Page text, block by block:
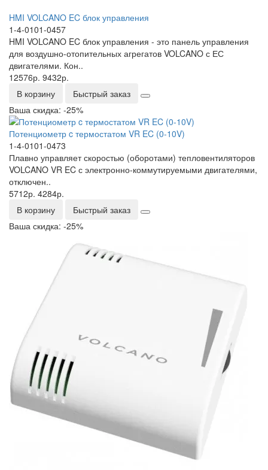
HMI VOLCANO EC блок управления
1-4-0101-0457
HMI VOLCANO EC блок управления - это панель управления
для воздушно-отопительных агрегатов VOLCANO с ЕС
двигателями. Кон..
12576р. 9432р.
В корзину
Быстрый заказ
Ваша скидка: -25%
Потенциометр c термостатом VR EC (0-10V)
1-4-0101-0473
Плавно управляет скоростью (оборотами) тепловентиляторов
VOLCANO VR EC с электронно-коммутируемыми двигателями,
отключен..
5712р. 4284р.
В корзину
Быстрый заказ
Ваша скидка: -25%